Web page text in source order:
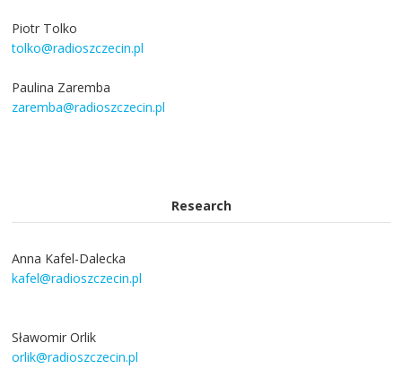
Piotr Tolko
tolko@radioszczecin.pl
Paulina Zaremba
zaremba@radioszczecin.pl
Research
Anna Kafel-Dalecka
kafel@radioszczecin.pl
Sławomir Orlik
orlik@radioszczecin.pl